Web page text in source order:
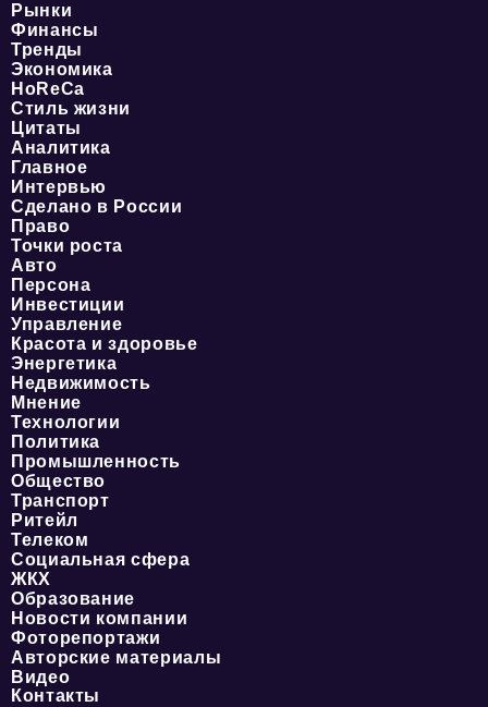
Рынки
Финансы
Тренды
Экономика
HoReCa
Стиль жизни
Цитаты
Аналитика
Главное
Интервью
Сделано в России
Право
Точки роста
Авто
Персона
Инвестиции
Управление
Красота и здоровье
Энергетика
Недвижимость
Мнение
Технологии
Политика
Промышленность
Общество
Транспорт
Ритейл
Телеком
Социальная сфера
ЖКХ
Образование
Новости компании
Фоторепортажи
Авторские материалы
Видео
Контакты